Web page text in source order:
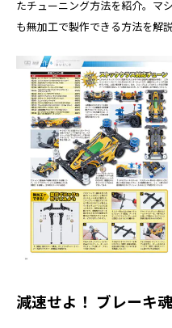
たチューニング方法を紹介。マ
も無加工で製作できる方法を解説
減速せよ！ ブレーキ魂